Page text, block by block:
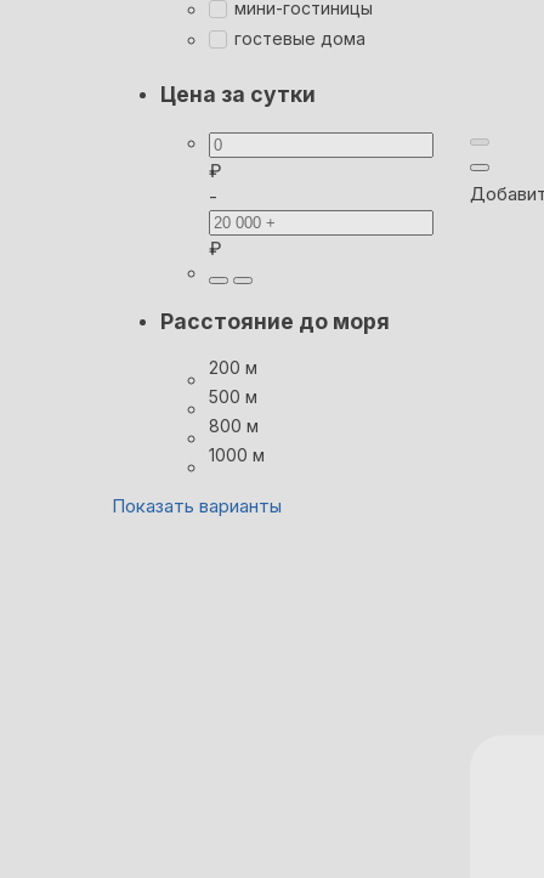
мини-гостиницы
гостевые дома
Цена за сутки
₽
-
₽
Расстояние до моря
200 м
500 м
800 м
1000 м
Показать варианты